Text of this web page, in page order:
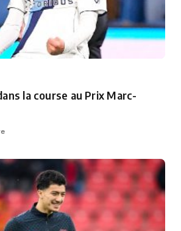
la course au Prix Marc-